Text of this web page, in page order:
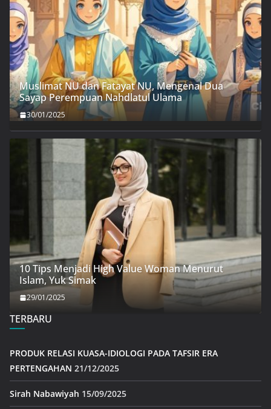
Muslimat NU dan Fatayat NU, Mengenal Dua
Sayap Perempuan Nahdlatul Ulama
30/01/2025
10 Tips Menjadi High Value Woman Menurut
Islam, Yuk Simak
29/01/2025
TERBARU
PRODUK RELASI KUASA-IDIOLOGI PADA TAFSIR ERA
PERTENGAHAN 21/12/2025
Sirah Nabawiyah 15/09/2025